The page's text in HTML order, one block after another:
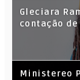
KL Jay
Leandro
Gleciara
contação
​Ministereo